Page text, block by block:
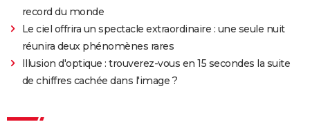
record du monde
Le ciel offrira un spectacle extraordinaire : une seule nuit
réunira deux phénomènes rares
Illusion d'optique : trouverez-vous en 15 secondes la suite
de chiffres cachée dans l'image ?